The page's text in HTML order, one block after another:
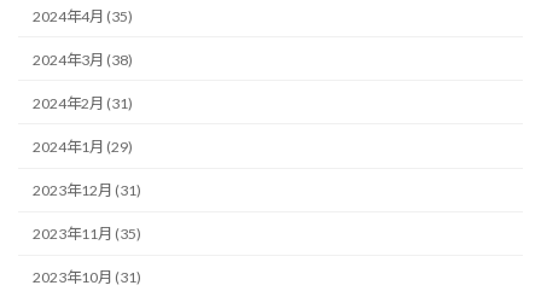
2024年4月 (35)
2024年3月 (38)
2024年2月 (31)
2024年1月 (29)
2023年12月 (31)
2023年11月 (35)
2023年10月 (31)